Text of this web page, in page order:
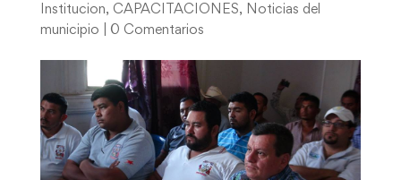
Institucion, CAPACITACIONES,
Noticias del
municipio
0 Comentarios